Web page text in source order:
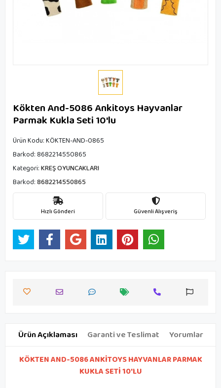
Kökten And-5086 Ankitoys Hayvanlar
Parmak Kukla Seti 10'lu
Ürün Kodu:KÖKTEN-AND-0865
Barkod:8682214550865
Kategori:KREŞ OYUNCAKLARI
Barkod:8682214550865
Hızlı Gönderi Güvenli Alışveriş
Ürün Açıklaması Garanti ve Teslimat Yorumlar
KÖKTEN AND-5086 ANKİTOYS HAYVANLAR PARMAK
KUKLA SETİ 10'LU